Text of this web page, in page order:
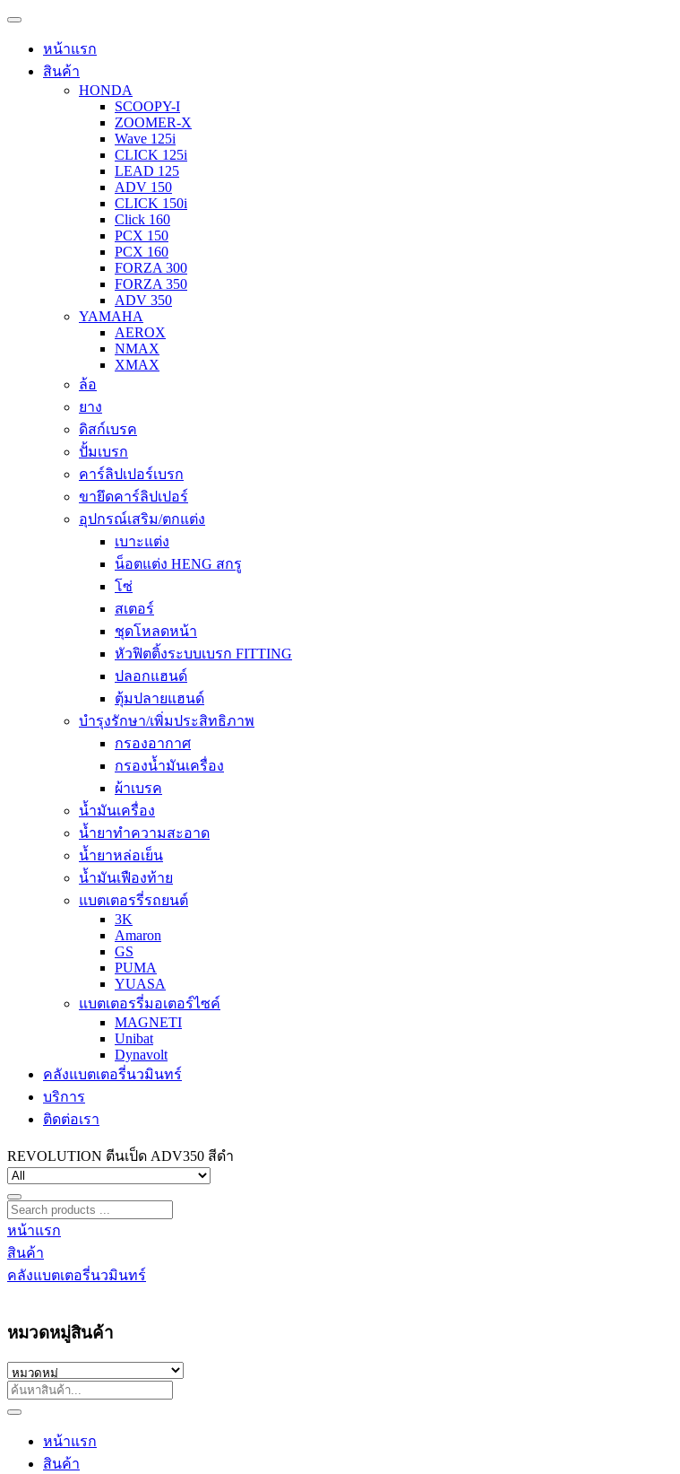
หน้าแรก
สินค้า
HONDA
SCOOPY-I
ZOOMER-X
Wave 125i
CLICK 125i
LEAD 125
ADV 150
CLICK 150i
Click 160
PCX 150
PCX 160
FORZA 300
FORZA 350
ADV 350
YAMAHA
AEROX
NMAX
XMAX
ล้อ
ยาง
ดิสก์เบรค
ปั้มเบรก
คาร์ลิปเปอร์เบรก
ขายึดคาร์ลิปเปอร์
อุปกรณ์เสริม/ตกแต่ง
เบาะแต่ง
น็อตแต่ง HENG สกรู
โซ่
สเตอร์
ชุดโหลดหน้า
หัวฟิตติ้งระบบเบรก FITTING
ปลอกแฮนด์
ตุ้มปลายแฮนด์
บำรุงรักษา/เพิ่มประสิทธิภาพ
กรองอากาศ
กรองน้ำมันเครื่อง
ผ้าเบรค
น้ำมันเครื่อง
น้ำยาทำความสะอาด
น้ำยาหล่อเย็น
น้ำมันเฟืองท้าย
แบตเตอรรี่รถยนต์
3K
Amaron
GS
PUMA
YUASA
แบตเตอรรี่มอเตอร์ไซค์
MAGNETI
Unibat
Dynavolt
คลังแบตเตอรี่นวมินทร์
บริการ
ติดต่อเรา
REVOLUTION ตีนเป็ด ADV350 สีดำ
หน้าแรก
สินค้า
คลังแบตเตอรี่นวมินทร์
หมวดหมู่สินค้า
หน้าแรก
สินค้า